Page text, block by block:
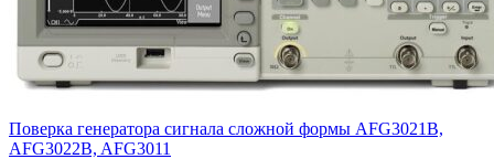
Поверка генератора сигнала сложной формы AFG3021B,
AFG3022B, AFG3011